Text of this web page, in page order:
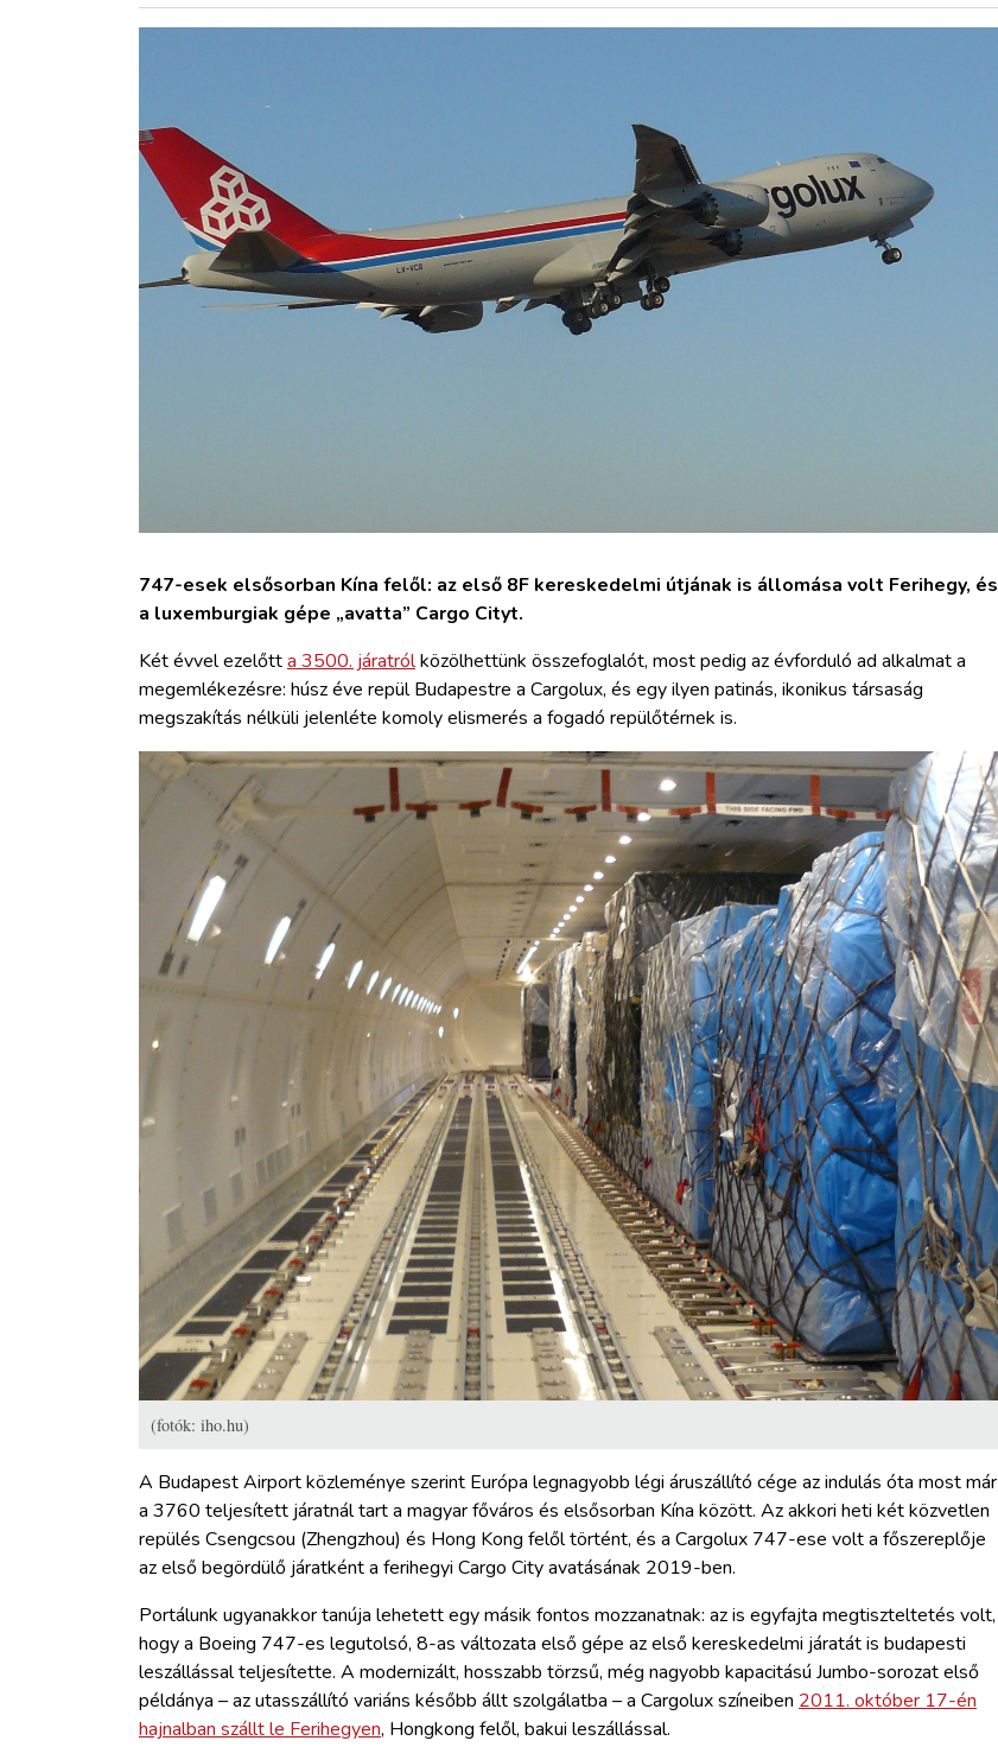
ARCHÍVUM
WEBSHOP
747-esek elsősorban Kína felől: az első 8F kereskedelmi útjának is állomása volt Ferihegy, és
a luxemburgiak gépe „avatta” Cargo Cityt.
Két évvel ezelőtta 3500. járatrólközölhettünk összefoglalót, most pedig az évforduló ad alkalmat a
megemlékezésre: húsz éve repül Budapestre a Cargolux, és egy ilyen patinás, ikonikus társaság
megszakítás nélküli jelenléte komoly elismerés a fogadó repülőtérnek is.
(fotók: iho.hu)
A Budapest Airport közleménye szerint Európa legnagyobb légi áruszállító cége az indulás óta most már
a 3760 teljesített járatnál tart a magyar főváros és elsősorban Kína között. Az akkori heti két közvetlen
repülés Csengcsou (Zhengzhou) és Hong Kong felől történt, és a Cargolux 747-ese volt a főszereplője
az első begördülő járatként a ferihegyi Cargo City avatásának 2019-ben.
Portálunk ugyanakkor tanúja lehetett egy másik fontos mozzanatnak: az is egyfajta megtiszteltetés volt,
hogy a Boeing 747-es legutolsó, 8-as változata első gépe az első kereskedelmi járatát is budapesti
leszállással teljesítette. A modernizált, hosszabb törzsű, még nagyobb kapacitású Jumbo-sorozat első
példánya – az utasszállító variáns később állt szolgálatba – a Cargolux színeiben 2011. október 17-én
hajnalban szállt le Ferihegyen, Hongkong felől, bakui leszállással.